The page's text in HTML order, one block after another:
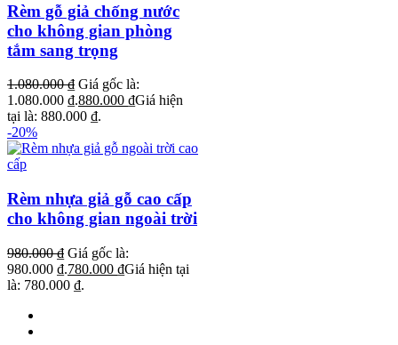
Rèm gỗ giả chống nước
cho không gian phòng
tắm sang trọng
1.080.000₫ Giá gốc là:
1.080.000 ₫.880.000 ₫Giá hiện
tại là: 880.000 ₫.
-20%
Rèm nhựa giả gỗ cao cấp
cho không gian ngoài trời
980.000₫ Giá gốc là:
980.000 ₫.780.000 ₫Giá hiện tại
là: 780.000 ₫.